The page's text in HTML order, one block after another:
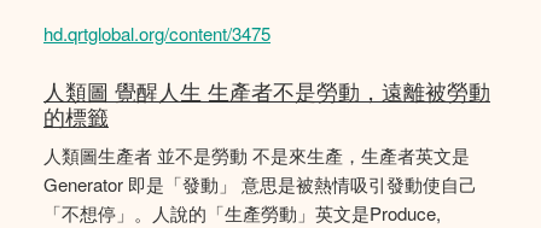
hd.qrtglobal.org/content/3475
人類圖 覺醒人生 生產者不是勞動，遠離被勞動
的標籤
人類圖生產者 並不是勞動 不是來生產，生產者英文是
Generator 即是「發動」 意思是被熱情吸引發動使自己
「不想停」。人說的「生產勞動」英文是Produce,